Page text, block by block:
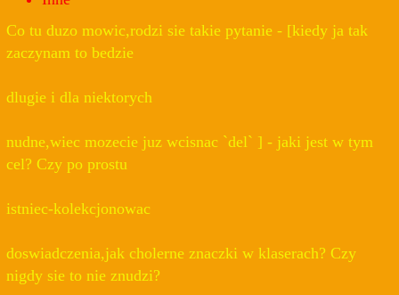
Co tu duzo mowic,rodzi sie takie pytanie - [kiedy ja tak
zaczynam to bedzie
dlugie i dla niektorych
nudne,wiec mozecie juz wcisnac `del` ] - jaki jest w tym
cel? Czy po prostu
istniec-kolekcjonowac
doswiadczenia,jak cholerne znaczki w klaserach? Czy
nigdy sie to nie znudzi?